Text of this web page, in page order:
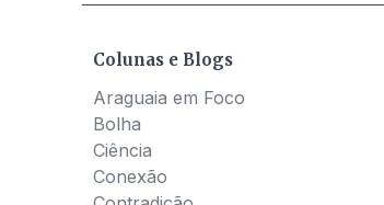
Colunas e Blogs
Araguaia em Foco
Bolha
Ciência
Conexão